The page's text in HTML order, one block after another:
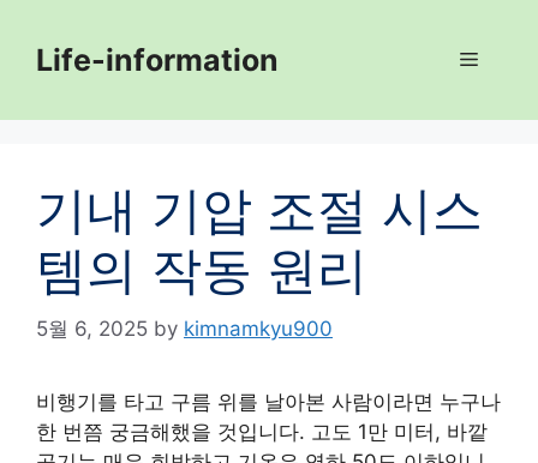
contentLife-information Menu
기내 기압 조절 시스
템의 작동 원리
5월 6, 2025 by kimnamkyu900
비행기를 타고 구름 위를 날아본 사람이라면 누구나
한 번쯤 궁금해했을 것입니다. 고도 1만 미터, 바깥